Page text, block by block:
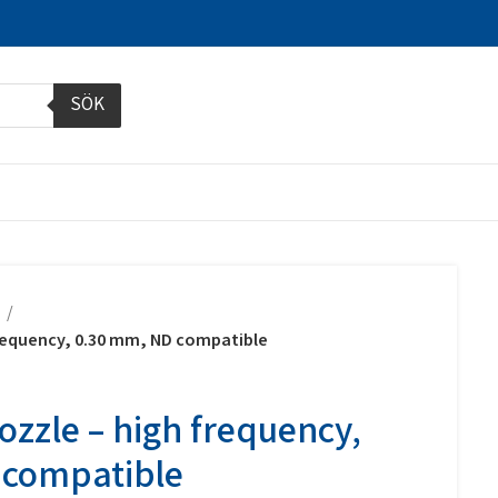
SÖK
0.30 mm, ND compatible
– high frequency,